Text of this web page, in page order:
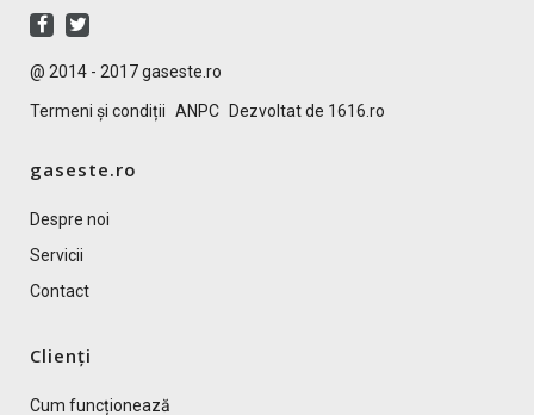
@ 2014 - 2017 gaseste.ro
Termeni și condiții ANPC Dezvoltat de 1616.ro
gaseste.ro
Despre noi
Servicii
Contact
Clienți
Cum funcționează